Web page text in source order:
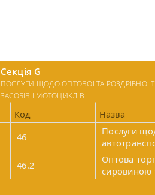
Секція G
ПОСЛУГИ ЩОДО ОПТОВОЇ ТА
ЗАСОБІВ І МОТОЦИКЛІВ
Код
Назва
46
Послуги
46.2
Оптова
сировиною